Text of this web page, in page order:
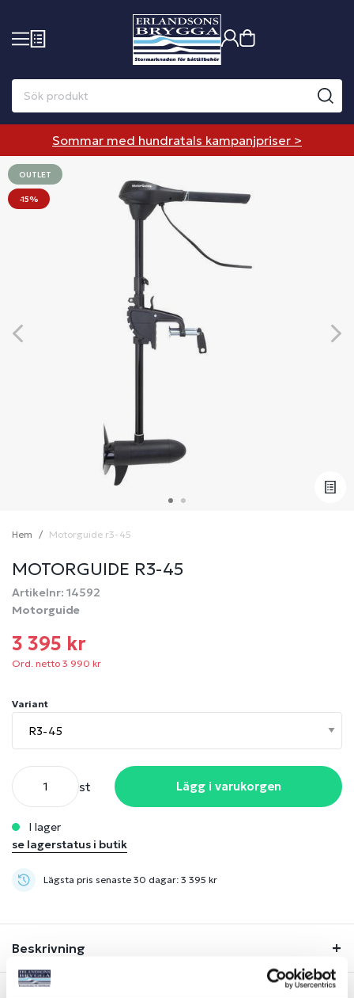
Sommar med hundratals kampanjpriser >
OUTLET
-15%
Hem Motorguide r3-45
MOTORGUIDE R3-45
Artikelnr: 14592
Motorguide
3 395 kr
Ord. netto 3 990 kr
Variant
st Lägg i varukorgen
i lager
se lagerstatus i butik
Lägsta pris senaste 30 dagar: 3 395 kr
Beskrivning